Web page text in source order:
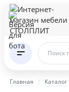
Поиск
Главная Каталог